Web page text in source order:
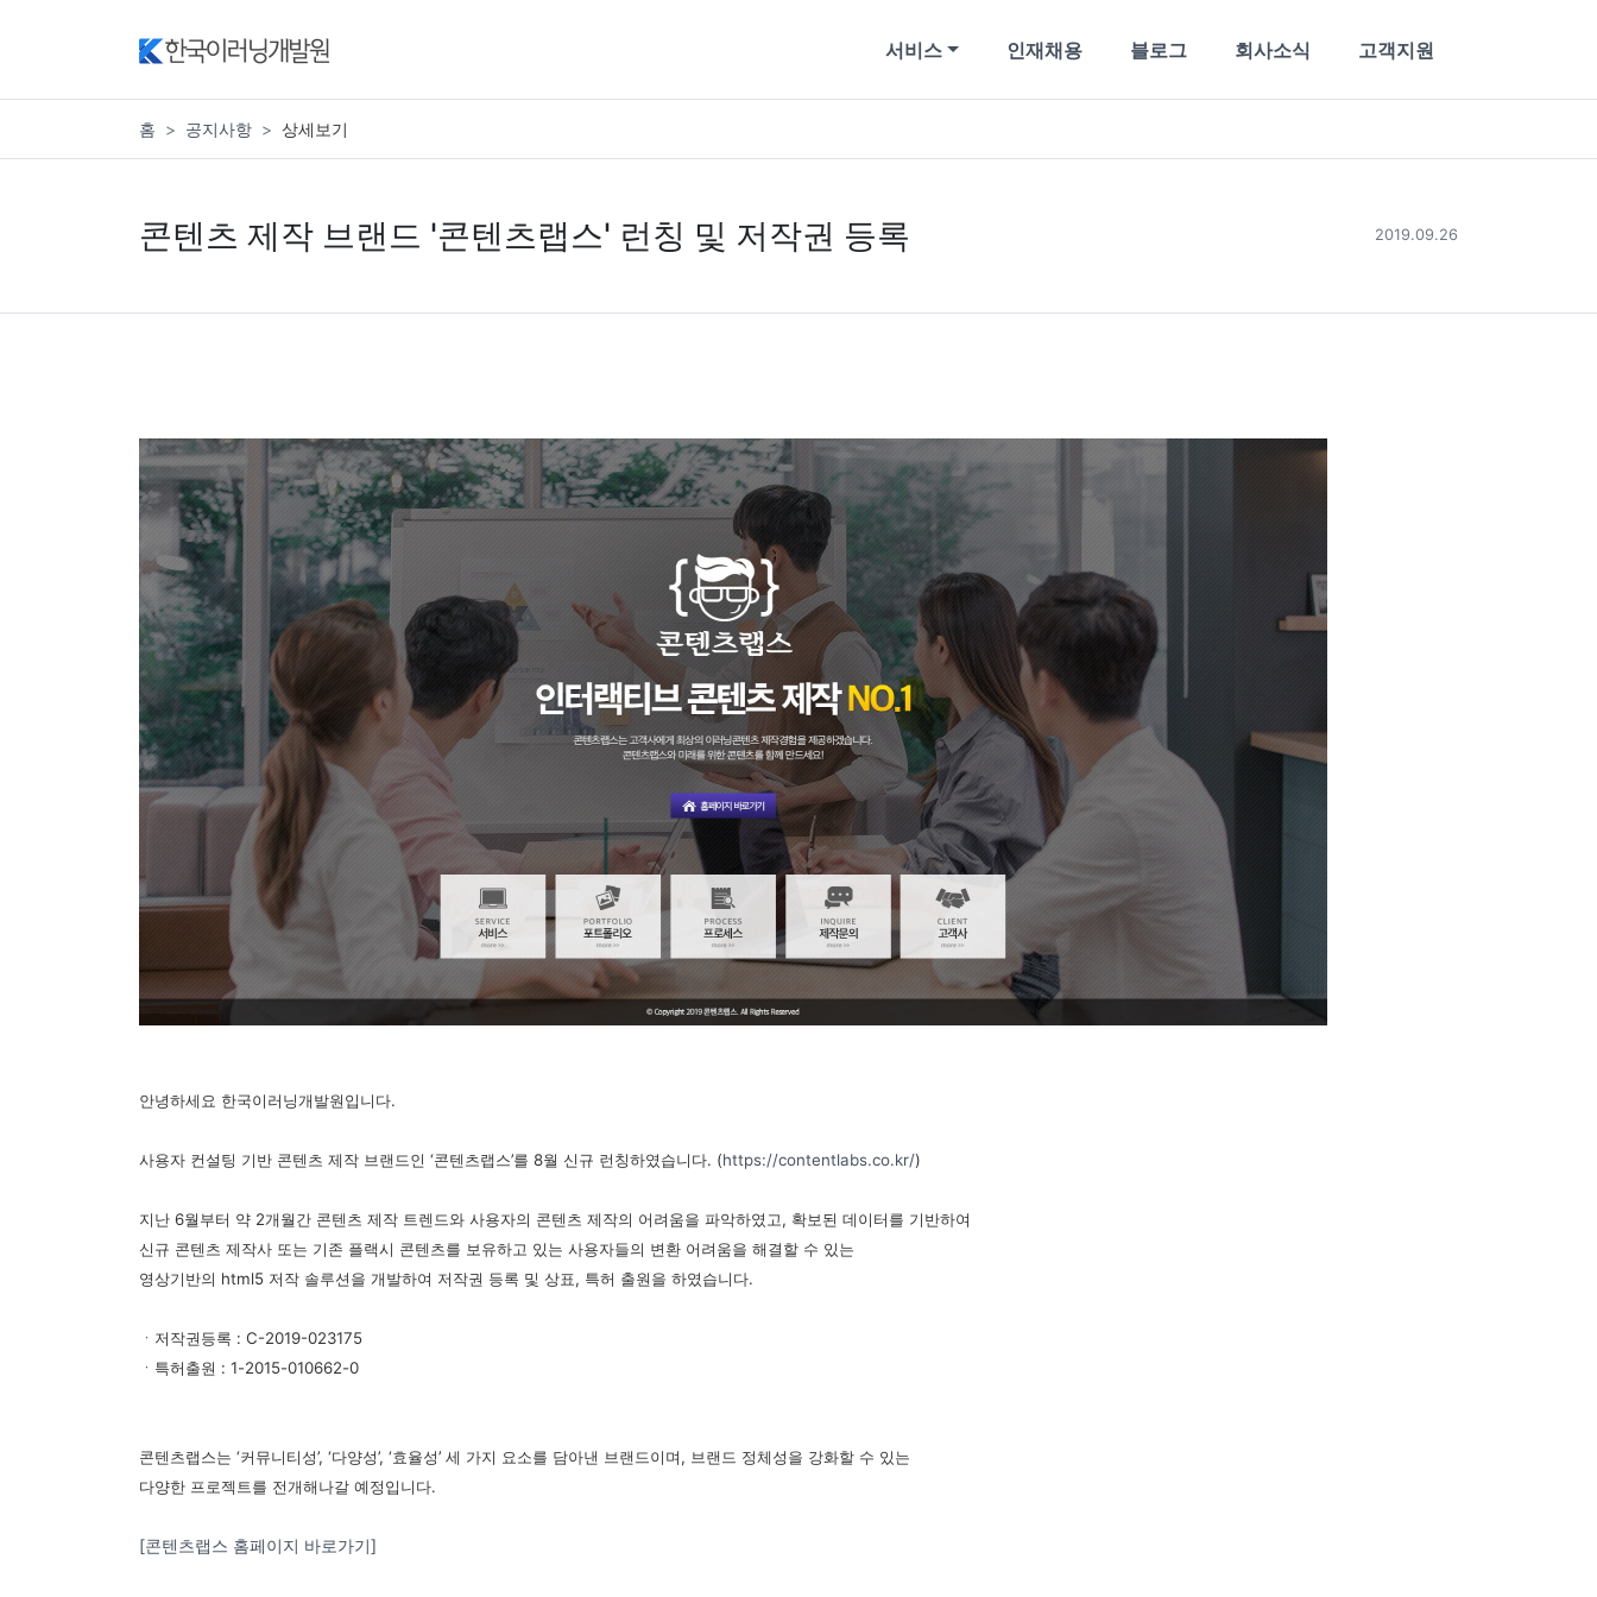
서비스 인재채용 블로그 회사소식 고객지원
홈 공지사항 상세보기
콘텐츠 제작 브랜드 '콘텐츠랩스' 런칭 및 저작권 등록 2019.09.26
안녕하세요 한국이러닝개발원입니다.
사용자 컨설팅 기반 콘텐츠 제작 브랜드인 ‘콘텐츠랩스’를 8월 신규 런칭하였습니다. (https://contentlabs.co.kr/)
지난 6월부터 약 2개월간 콘텐츠 제작 트렌드와 사용자의 콘텐츠 제작의 어려움을 파악하였고, 확보된 데이터를 기반하여
신규 콘텐츠 제작사 또는 기존 플랙시 콘텐츠를 보유하고 있는 사용자들의 변환 어려움을 해결할 수 있는
영상기반의 html5 저작 솔루션을 개발하여 저작권 등록 및 상표, 특허 출원을 하였습니다.
ㆍ저작권등록 : C-2019-023175
ㆍ특허출원 : 1-2015-010662-0
콘텐츠랩스는 ‘커뮤니티성’, ‘다양성’, ‘효율성’ 세 가지 요소를 담아낸 브랜드이며, 브랜드 정체성을 강화할 수 있는
다양한 프로젝트를 전개해나갈 예정입니다.
[콘텐츠랩스 홈페이지 바로가기]